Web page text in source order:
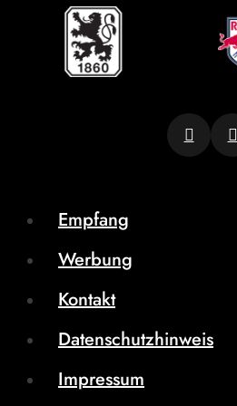
Empfang
Werbung
Kontakt
Datenschutzhinweis
Impressum